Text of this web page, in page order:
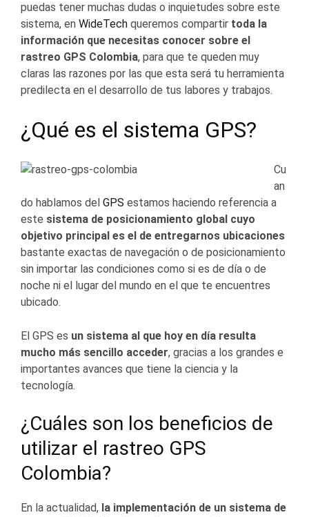
puedas tener muchas dudas o inquietudes sobre este
sistema, en WideTech queremos compartir toda la
información que necesitas conocer sobre el
rastreo GPS Colombia, para que te queden muy
claras las razones por las que esta será tu herramienta
predilecta en el desarrollo de tus labores y trabajos.
¿Qué es el sistema GPS?
Cu
an
do hablamos del GPS estamos haciendo referencia a
este sistema de posicionamiento global cuyo
objetivo principal es el de entregarnos ubicaciones
bastante exactas de navegación o de posicionamiento
sin importar las condiciones como si es de día o de
noche ni el lugar del mundo en el que te encuentres
ubicado.
El GPS es un sistema al que hoy en día resulta
mucho más sencillo acceder, gracias a los grandes e
importantes avances que tiene la ciencia y la
tecnología.
¿Cuáles son los beneficios de
utilizar el rastreo GPS
Colombia?
En la actualidad, la implementación de un sistema de